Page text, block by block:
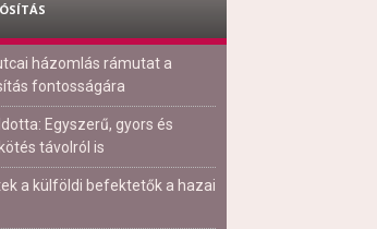
házomlás rámutat a
fontosságára
Egyszerű, gyors és
távolról is
a külföldi befektetők a hazai